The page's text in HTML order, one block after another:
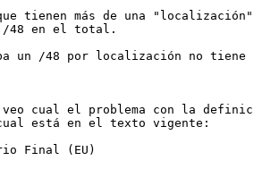
que tienen más de una
/48 en el total.
un /48 por localización no tiene
veo cual el problema con la
está en el texto vigente:
Final (EU)